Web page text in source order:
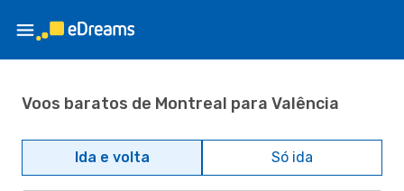
Voos baratos de Montreal para Valência
Ida e volta Só ida